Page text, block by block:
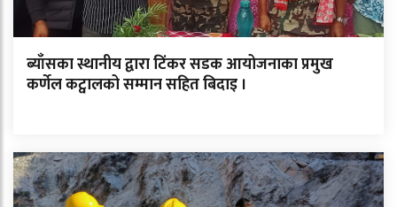
ब्याँसका स्थानीय द्वारा टिंकर सडक आयोजनाका प्रमुख
कर्णेल कट्वालको सम्मान सहित बिदाइ ।